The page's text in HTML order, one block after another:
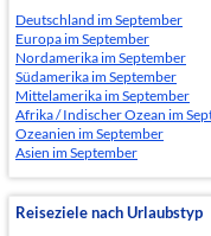
Deutschland im September
Europa im September
Nordamerika im September
Südamerika im September
Mittelamerika im September
Afrika / Indischer Ozean im
Ozeanien im September
Asien im September
Reiseziele nach Urlaubstyp